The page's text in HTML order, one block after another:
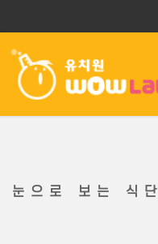
눈으로 보는 식단